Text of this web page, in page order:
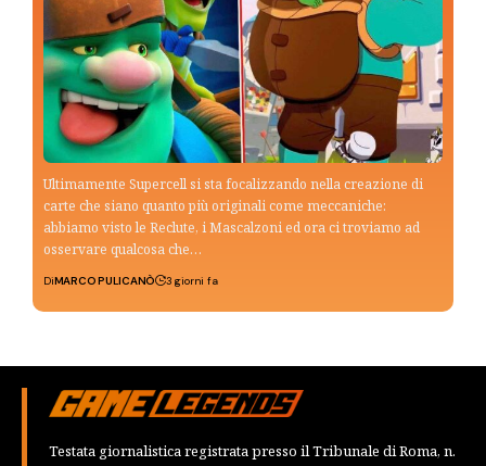
Ultimamente Supercell si sta focalizzando nella creazione di
carte che siano quanto più originali come meccaniche:
abbiamo visto le Reclute, i Mascalzoni ed ora ci troviamo ad
osservare qualcosa che…
DiMARCO PULICANÒ 3 giorni fa
Testata giornalistica registrata presso il Tribunale di Roma, n.